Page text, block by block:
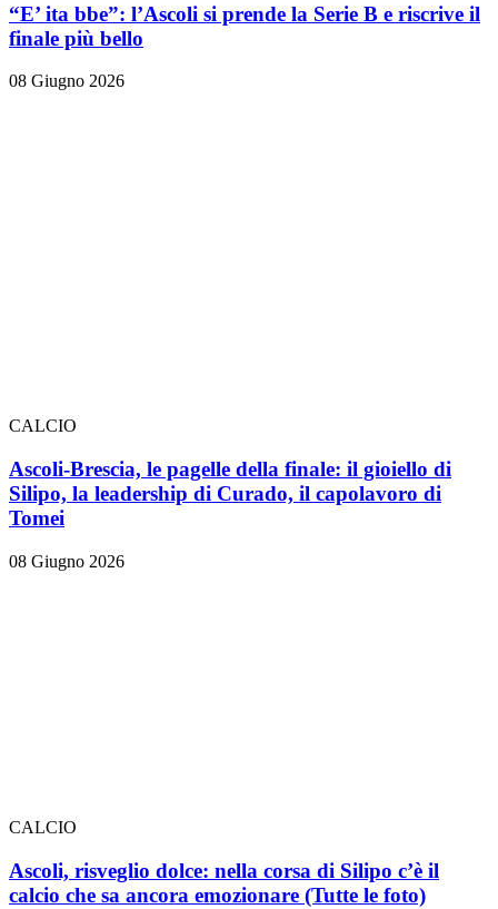
“E’ ita bbe”: l’Ascoli si prende la Serie B e riscrive il
finale più bello
08 Giugno 2026
CALCIO
Ascoli-Brescia, le pagelle della finale: il gioiello di
Silipo, la leadership di Curado, il capolavoro di
Tomei
08 Giugno 2026
CALCIO
Ascoli, risveglio dolce: nella corsa di Silipo c’è il
calcio che sa ancora emozionare (Tutte le foto)